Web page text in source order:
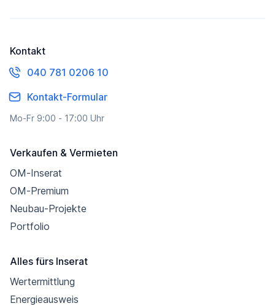
Kontakt
040 781 0206 10
Kontakt-Formular
Mo-Fr 9:00 - 17:00 Uhr
Verkaufen & Vermieten
OM-Inserat
OM-Premium
Neubau-Projekte
Portfolio
Alles fürs Inserat
Wertermittlung
Energieausweis